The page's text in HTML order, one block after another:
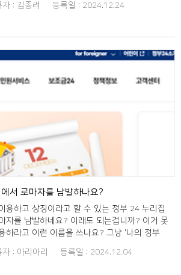
한국인 시각에서 언어를 재창조하는 것입니다.
'세상'을 비유하는 말입니다. '모리'는 머리의
쓰는 발음에서 인용해왔으며 '머리'는 '이끄는
합니다. 지금 문화로서는 우리말로 별칭을 정
화에 더불어 언어창조는 더욱 쉬워질 겁니다. 그
자 : 김종려 등록일 : 2024.12.24
서 로마자를 남발하나요?
용하고 상징이라고 할 수 있는 정부 24 누리집
자를 남발하네요? 이래도 되는겁니까? 이거 못
하라고 이런 이름을 쓰나요? 그냥 '나의 정부
안달인가요? 영어 안 쓰면 누가 때려요? 더군
항에는 공공기관 등은 공문서 등을 일반 국민이
자 : 아리아리 등록일 : 2024.12.04